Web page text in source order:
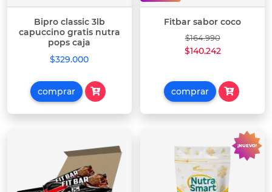
Bipro classic 3lb
capuccino gratis nutra
pops caja
$329.000
comprar
Fitbar sabor coco
$164.990
$140.242
comprar
¡NUEVO!